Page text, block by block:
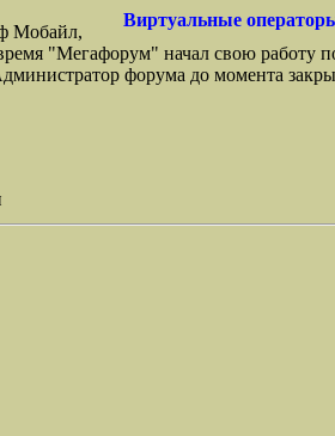
Виртуальные
Мобайл,
"Мегафорум" начал свою работу
форума до момента